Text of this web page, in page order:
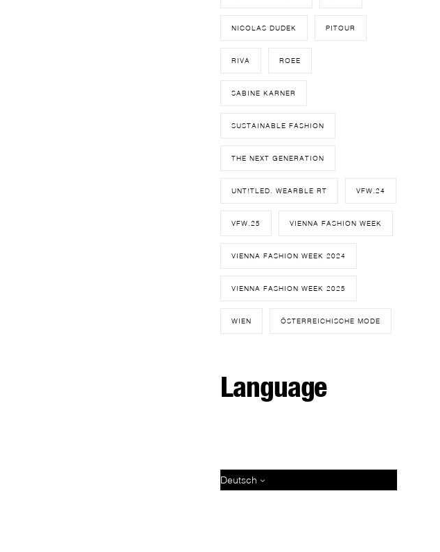
NICOLAS DUDEK PITOUR
RIVA ROEE
SABINE KARNER
SUSTAINABLE FASHION
THE NEXT GENERATION
UNT!TLED. WEARBLE RT VFW.24
VFW.25 VIENNA FASHION WEEK
VIENNA FASHION WEEK 2024
VIENNA FASHION WEEK 2025
WIEN ÖSTERREICHISCHE MODE
Language
Deutsch